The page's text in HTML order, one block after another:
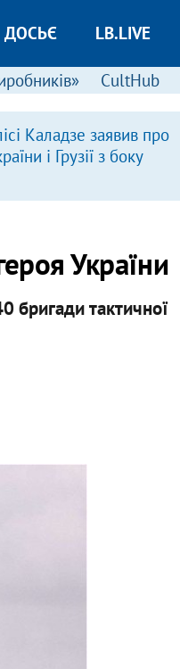
ДОСЬЄ LB.LIVE
CultHub
Каладзе заявив про
і Грузії з боку
України
бригади тактичної